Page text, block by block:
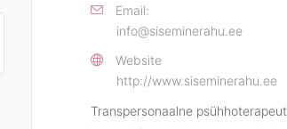
Email:
info@siseminerahu.ee
Website
http://www.siseminerahu.ee
Transpersonaalne psühhoterapeut